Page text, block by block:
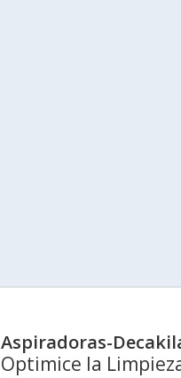
Aspiradoras-
Optimice la